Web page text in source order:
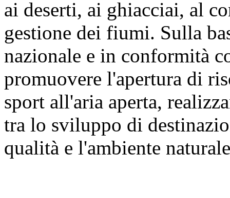
ai deserti, ai ghiacciai, al
gestione dei fiumi. Sulla
nazionale e in conformità
promuovere l'apertura di
sport all'aria aperta,
tra lo sviluppo di
qualità e l'ambiente